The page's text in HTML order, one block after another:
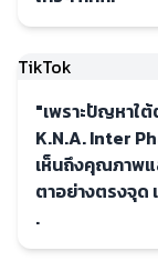
TikTok
"เพราะปัญหาใ
K.N.A. Inter
เห็นถึงคุณภาพแ
ตาอย่างตรงจุ
.